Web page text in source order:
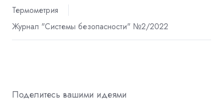
Термометрия
Журнал "Системы безопасности" №2/2022
Поделитесь вашими идеями